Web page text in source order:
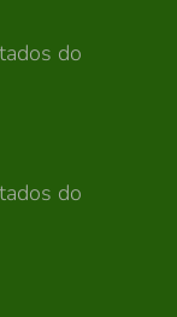
do
do